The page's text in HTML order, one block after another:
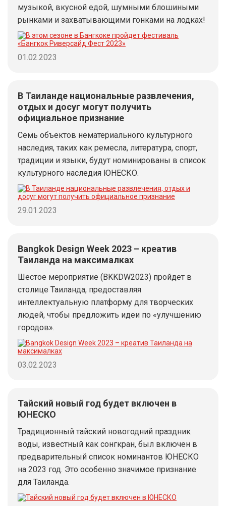
музыкой, вкусной едой, шумными блошиными
рынками и захватывающими гонками на лодках!
01.02.2023
В Таиланде национальные развлечения,
отдых и досуг могут получить
официальное признание
Семь объектов нематериального культурного
наследия, таких как ремесла, литература, спорт,
традиции и языки, будут номинированы в список
культурного наследия ЮНЕСКО.
29.01.2023
Bangkok Design Week 2023 – креатив
Таиланда на максималках
Шестое мероприятие (BKKDW2023) пройдет в
столице Таиланда, предоставляя
интеллектуальную платформу для творческих
людей, чтобы предложить идеи по «улучшению
городов».
03.02.2023
Тайский новый год будет включен в
ЮНЕСКО
Традиционный тайский новогодний праздник
воды, известный как сонгкран, был включен в
предварительный список номинантов ЮНЕСКО
на 2023 год. Это особенно значимое признание
для Таиланда.